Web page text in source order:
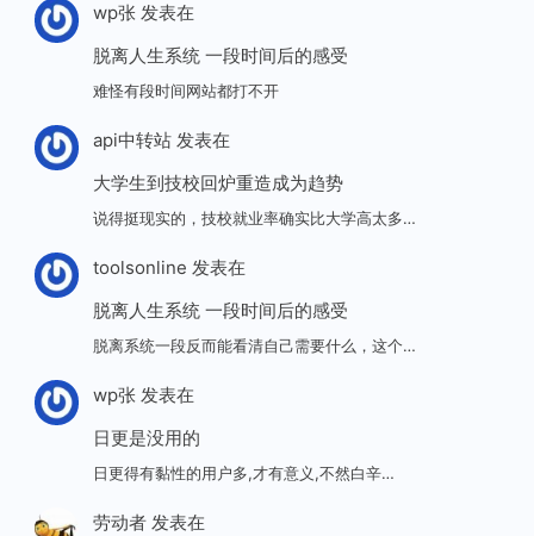
wp张发表在
脱离人生系统 一段时间后的感受
难怪有段时间网站都打不开
api中转站发表在
大学生到技校回炉重造成为趋势
说得挺现实的，技校就业率确实比大学高太多…
toolsonline 发表在
脱离人生系统 一段时间后的感受
脱离系统一段反而能看清自己需要什么，这个…
wp张发表在
日更是没用的
日更得有黏性的用户多,才有意义,不然白辛…
劳动者发表在